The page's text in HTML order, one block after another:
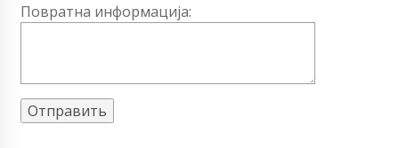
Повратна информација: